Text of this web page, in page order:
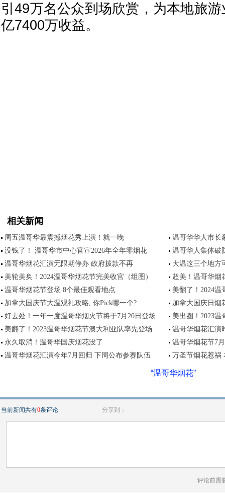
引49万名公众到场欣赏，为本地旅
亿7400万收益。
相关新闻
周五温哥华最震撼烟花秀上演！就一晚
温哥华华人市长
没钱了！ 温哥华市中心官宣2026年全年零烟花
温哥华人集体破
温哥华烟花汇演无限期停办 政府拨款不再
大温这三个地方
美轮美奂！2024温哥华烟花节完美收官（组图）
超美！温哥华烟
温哥华烟花节登场 8个最佳观看地点
美翻了！2024
加拿大国庆节大温观礼攻略, 你Pick哪一个?
加拿大国庆日烟
好去处！一年一度温哥华烟火节将于7月20日登场
美出圈！2023
美翻了！2023温哥华烟花节澳大利亚队率先登场
温哥华烟花汇演
永久取消！温哥华国庆烟花没了
温哥华烟花节7
温哥华烟花汇演今年7月回归 下周公布参赛队伍
万圣节烟花惹祸
“温哥华烟花”
当前新闻共有0条评论 分享到：
评论前需